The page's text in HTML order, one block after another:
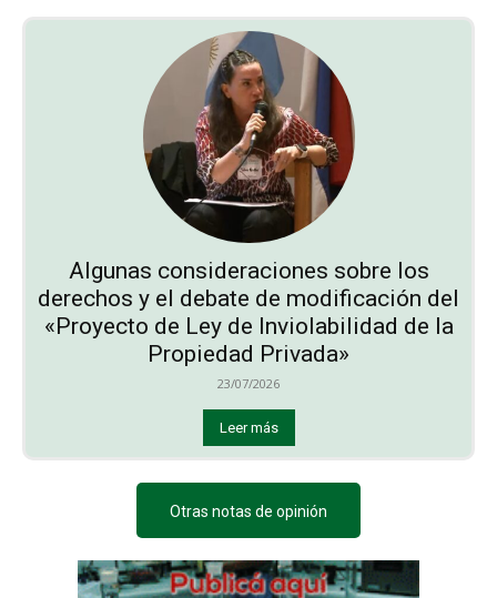
Algunas consideraciones sobre los
derechos y el debate de modificación del
«Proyecto de Ley de Inviolabilidad de la
Propiedad Privada»
23/07/2026
Leer más
Otras notas de opinión